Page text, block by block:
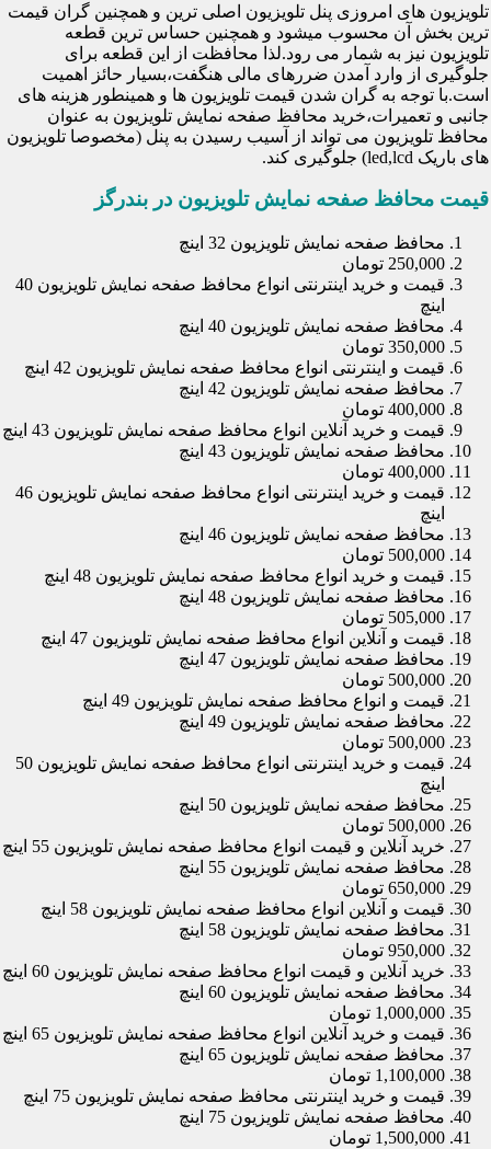
تلویزیون های امروزی پنل تلویزیون اصلی ترین و همچنین گران قیمت
ترین بخش آن محسوب میشود و همچنین حساس ترین قطعه
تلویزیون نیز به شمار می رود.لذا محافظت از این قطعه برای
جلوگیری از وارد آمدن ضررهای مالی هنگفت،بسیار حائز اهمیت
است.با توجه به گران شدن قیمت تلویزیون ها و همینطور هزینه های
جانبی و تعمیرات،خرید محافظ صفحه نمایش تلویزیون به عنوان
محافظ تلویزیون می تواند از آسیب رسیدن به پنل (مخصوصا تلویزیون
های باریک led,lcd) جلوگیری کند.
قیمت محافظ صفحه نمایش تلویزیون در بندرگز
محافظ صفحه نمایش تلویزیون 32 اینچ
250,000 تومان
قیمت و خرید اینترنتی انواع محافظ صفحه نمایش تلویزیون 40
اینچ
محافظ صفحه نمایش تلویزیون 40 اینچ
350,000 تومان
قیمت و اینترنتی انواع محافظ صفحه نمایش تلویزیون 42 اینچ
محافظ صفحه نمایش تلویزیون 42 اینچ
400,000 تومان
قیمت و خرید آنلاین انواع محافظ صفحه نمایش تلویزیون 43 اینچ
محافظ صفحه نمایش تلویزیون 43 اینچ
400,000 تومان
قیمت و خرید اینترنتی انواع محافظ صفحه نمایش تلویزیون 46
اینچ
محافظ صفحه نمایش تلویزیون 46 اینچ
500,000 تومان
قیمت و خرید انواع محافظ صفحه نمایش تلویزیون 48 اینچ
محافظ صفحه نمایش تلویزیون 48 اینچ
505,000 تومان
قیمت و آنلاین انواع محافظ صفحه نمایش تلویزیون 47 اینچ
محافظ صفحه نمایش تلویزیون 47 اینچ
500,000 تومان
قیمت و انواع محافظ صفحه نمایش تلویزیون 49 اینچ
محافظ صفحه نمایش تلویزیون 49 اینچ
500,000 تومان
قیمت و خرید اینترنتی انواع محافظ صفحه نمایش تلویزیون 50
اینچ
محافظ صفحه نمایش تلویزیون 50 اینچ
500,000 تومان
خرید آنلاین و قیمت انواع محافظ صفحه نمایش تلویزیون 55 اینچ
محافظ صفحه نمایش تلویزیون 55 اینچ
650,000 تومان
قیمت و آنلاین انواع محافظ صفحه نمایش تلویزیون 58 اینچ
محافظ صفحه نمایش تلویزیون 58 اینچ
950,000 تومان
خرید آنلاین و قیمت انواع محافظ صفحه نمایش تلویزیون 60 اینچ
محافظ صفحه نمایش تلویزیون 60 اینچ
1,000,000 تومان
قیمت و خرید آنلاین انواع محافظ صفحه نمایش تلویزیون 65 اینچ
محافظ صفحه نمایش تلویزیون 65 اینچ
1,100,000 تومان
قیمت و خرید اینترنتی محافظ صفحه نمایش تلویزیون 75 اینچ
محافظ صفحه نمایش تلویزیون 75 اینچ
1,500,000 تومان